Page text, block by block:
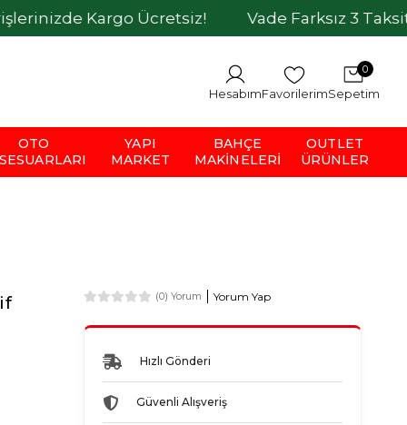
Kargo Ücretsiz! Vade Farksız 3 Taksit İmkanı
HesabımFavorilerim
0
Sepetim
OTO
YAPI
MARKET
BAHÇE
MAKINELERI
OUTLET
ÜRÜNLER
(0) Yorum Yorum Yap
Hızlı Gönderi
Güvenli Alışveriş